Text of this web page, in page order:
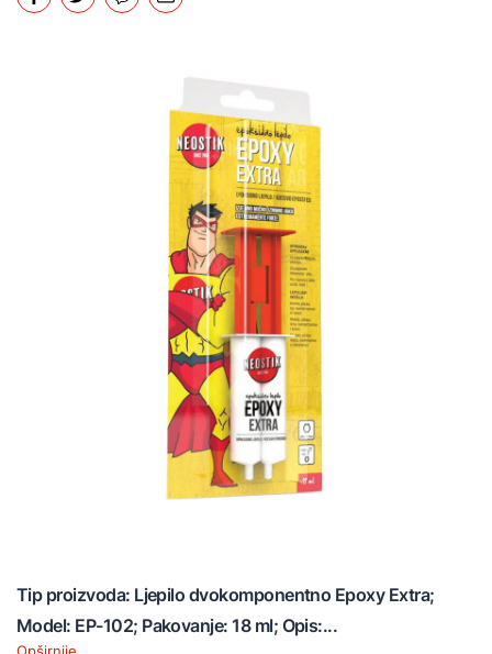
Tip proizvoda: Ljepilo dvokomponentno Epoxy Extra;
Model: EP-102; Pakovanje: 18 ml; Opis:...